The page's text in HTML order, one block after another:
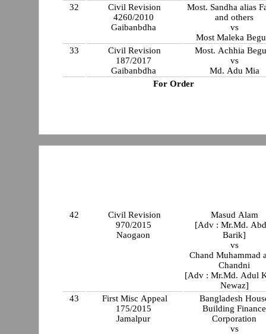
32
Civil Revision
4260/2010
Gaibanbdha
Most. Sandha alias
and others
vs
Most Maleka
33
Civil Revision
187/2017
Gaibanbdha
Most. Achhia
vs
Md. Adu Mia
For Order
42
Civil Revision
970/2015
Naogaon
Masud Alam
[Adv : Mr.Md.
Barik]
vs
Chand Muhammad
Chandni
[Adv : Mr.Md. Adul Kader
Newaz]
43
First Misc Appeal
175/2015
Jamalpur
Bangladesh
Building Finance
Corporation
vs